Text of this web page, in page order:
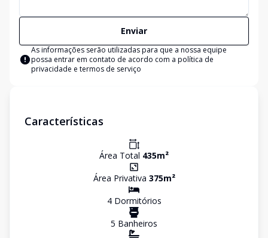
Enviar
As informações serão utilizadas para que a nossa equipe
possa entrar em contato de acordo com a política de
privacidade e termos de serviço
Características
Área Total 435m²
Área Privativa 375m²
4Dormitórios
5 Banheiros